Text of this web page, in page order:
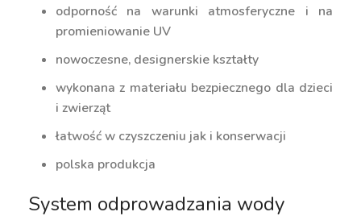
odporność na warunki atmosferyczne i na
promieniowanie UV
nowoczesne, designerskie kształty
wykonana z materiału bezpiecznego dla dzieci
i zwierząt
łatwość w czyszczeniu jak i konserwacji
polska produkcja
System odprowadzania wody